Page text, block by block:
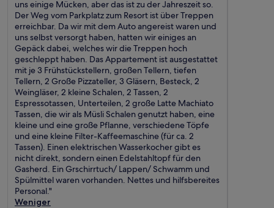
uns einige Mücken, aber das ist zu der Jahreszeit so.
Der Weg vom Parkplatz zum Resort ist über Treppen
erreichbar. Da wir mit dem Auto angereist waren und
uns selbst versorgt haben, hatten wir einiges an
Gepäck dabei, welches wir die Treppen hoch
geschleppt haben. Das Appartement ist ausgestattet
mit je 3 Frühstückstellern, großen Tellern, tiefen
Tellern, 2 Große Pizzateller, 3 Gläsern, Besteck, 2
Weingläser, 2 kleine Schalen, 2 Tassen, 2
Espressotassen, Unterteilen, 2 große Latte Machiato
Tassen, die wir als Müsli Schalen genutzt haben, eine
kleine und eine große Pflanne, verschiedene Töpfe
und eine kleine Filter-Kaffeemaschine (für ca. 2
Tassen). Einen elektrischen Wasserkocher gibt es
nicht direkt, sondern einen Edelstahltopf für den
Gasherd. Ein Grschirrtuch/ Lappen/ Schwamm und
Spülmittel waren vorhanden. Nettes und hilfsbereites
Personal."
Weniger